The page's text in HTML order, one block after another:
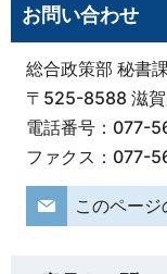
お問い合わせ
総合政策部 秘書
〒525-8588 滋
電話番号：077-
ファクス：077-
このペー